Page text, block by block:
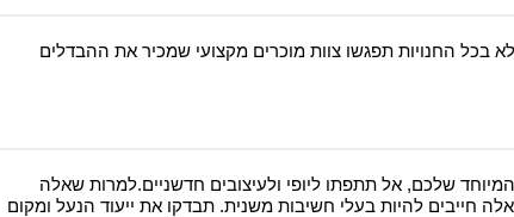
בכל החנויות תפגשו צוות מוכרים מקצועי שמכיר את ההבדלים
שלכם, אל תתפתו ליופי ולעיצובים חדשניים.למרות שאלה
חייבים להיות בעלי חשיבות משנית. תבדקו את ייעוד הנעל ומקום